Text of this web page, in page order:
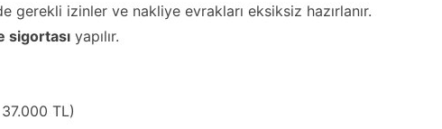
gerekli izinler ve nakliye evrakları eksiksiz hazırlanır.
sigortası yapılır.
TL)